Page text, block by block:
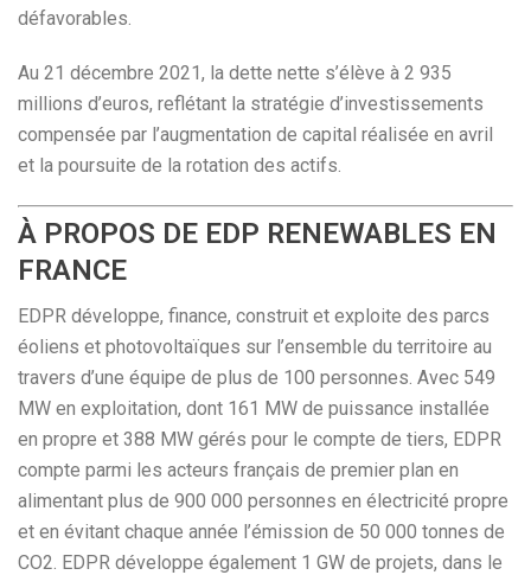
défavorables.
Au 21 décembre 2021, la dette nette s’élève à 2 935
millions d’euros, reflétant la stratégie d’investissements
compensée par l’augmentation de capital réalisée en avril
et la poursuite de la rotation des actifs.
À PROPOS DE EDP RENEWABLES EN
FRANCE
EDPR développe, finance, construit et exploite des parcs
éoliens et photovoltaïques sur l’ensemble du territoire au
travers d’une équipe de plus de 100 personnes. Avec 549
MW en exploitation, dont 161 MW de puissance installée
en propre et 388 MW gérés pour le compte de tiers, EDPR
compte parmi les acteurs français de premier plan en
alimentant plus de 900 000 personnes en électricité propre
et en évitant chaque année l’émission de 50 000 tonnes de
CO2. EDPR développe également 1 GW de projets, dans le